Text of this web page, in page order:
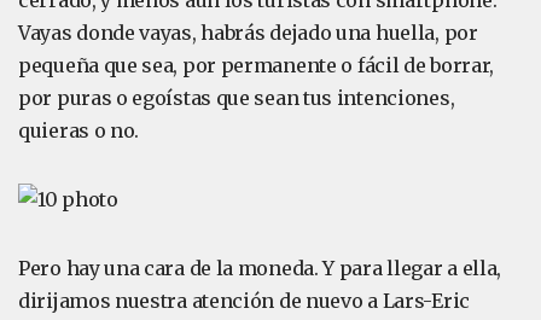
Vayas donde vayas, habrás dejado una huella, por
pequeña que sea, por permanente o fácil de borrar,
por puras o egoístas que sean tus intenciones,
quieras o no.
Pero hay una cara de la moneda. Y para llegar a ella,
dirijamos nuestra atención de nuevo a Lars-Eric